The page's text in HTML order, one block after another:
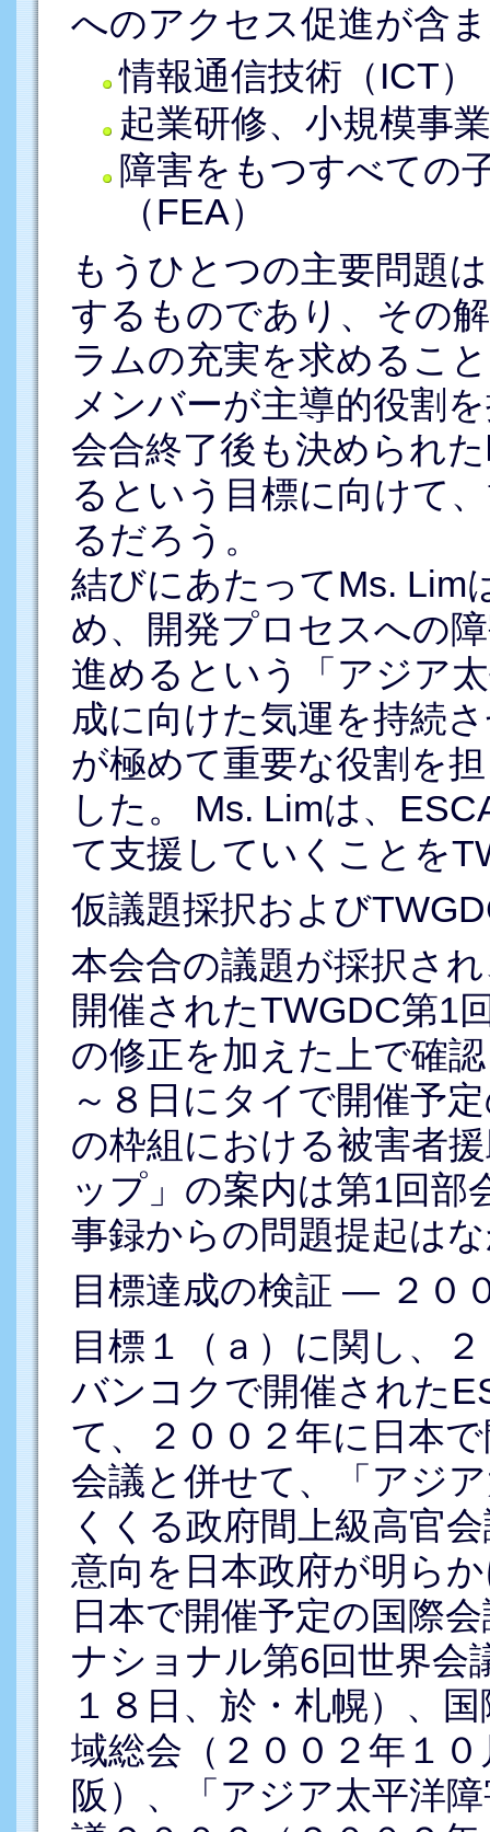
へのアクセス促進が含
情報通信技術（ICT）
起業研修、小規模事
障害をもつすべての
（FEA）
もうひとつの主要問題
するものであり、その
ラムの充実を求めるこ
メンバーが主導的役割
会合終了後も決められ
るという目標に向けて
るだろう。
結びにあたってMs. Lim
め、開発プロセスへの
進めるという「アジア
成に向けた気運を持続
が極めて重要な役割を
した。 Ms. Limは、
て支援していくことを
仮議題採択および
本会合の議題が採択さ
開催されたTWGDC第1
の修正を加えた上で確
～８日にタイで開催予
の枠組における被害者
ップ」の案内は第1回部
事録からの問題提起は
目標達成の検証 ― ２０
目標１（ａ）に関し、
バンコクで開催された
て、２００２年に日本
会議と併せて、「アジ
くくる政府間上級高官
意向を日本政府が明ら
日本で開催予定の国際
ナショナル第6回世界会
１８日、於・札幌）、
域総会（２００２年１
阪）、「アジア太平洋